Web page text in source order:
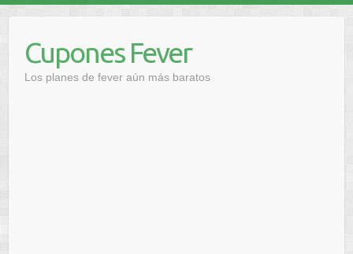
contenidoCupones Fever
Los planes de fever aún más baratos